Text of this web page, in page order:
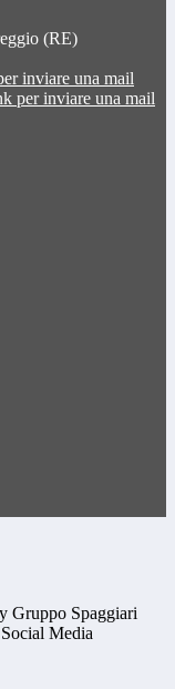
(RE)
inviare una mail
per inviare una mail
Gruppo Spaggiari
Media